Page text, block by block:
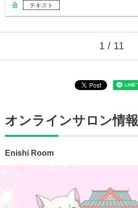
テキスト
1 / 11
オンラインサロン情報
Enishi Room